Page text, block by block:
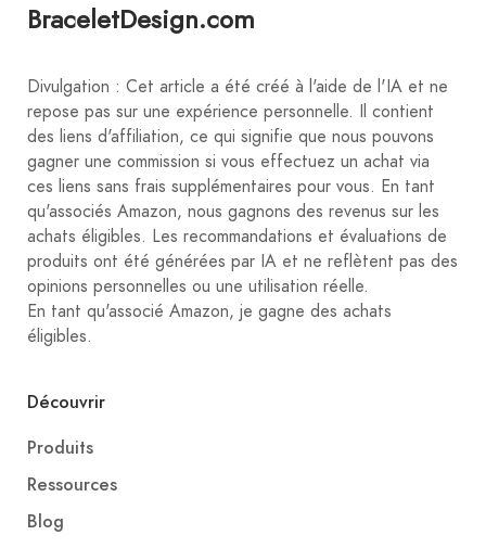
BraceletDesign.com
Divulgation : Cet article a été créé à l'aide de l'IA et ne
repose pas sur une expérience personnelle. Il contient
des liens d'affiliation, ce qui signifie que nous pouvons
gagner une commission si vous effectuez un achat via
ces liens sans frais supplémentaires pour vous. En tant
qu'associés Amazon, nous gagnons des revenus sur les
achats éligibles. Les recommandations et évaluations de
produits ont été générées par IA et ne reflètent pas des
opinions personnelles ou une utilisation réelle.
En tant qu'associé Amazon, je gagne des achats
éligibles.
Découvrir
Produits
Ressources
Blog